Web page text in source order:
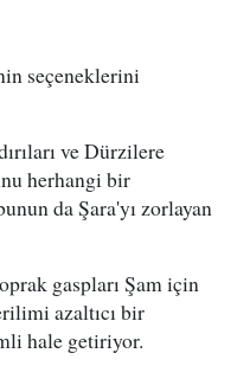
seçeneklerini
ve Dürzilere
herhangi bir
da Şara'yı zorlayan
gaspları Şam için
azaltıcı bir
hale getiriyor.